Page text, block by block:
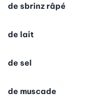
de sbrinz râpé
de lait
de sel
de muscade